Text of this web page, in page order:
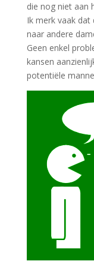
die nog niet aan
Ik merk vaak
naar andere
Geen enkel
kansen
potentiële